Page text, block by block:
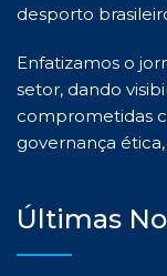
desporto
Enfatizamos o
setor, dando
comprometidas
governança
Últimas